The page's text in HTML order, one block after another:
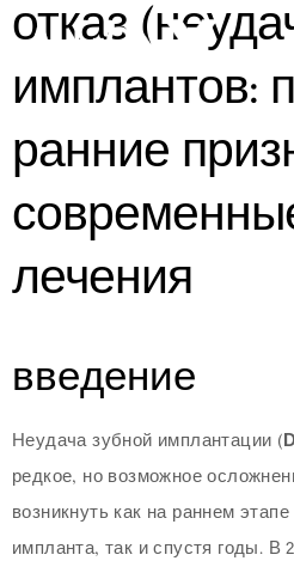
отказ
имплантов:
ранние
лечения
введение
Неудача зубной имплантации (
редкое, но возможное
возникнуть как на раннем
импланта, так и спустя годы. В